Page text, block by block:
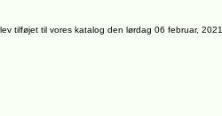
tilføjet til vores katalog den lørdag 06 februar, 2021.